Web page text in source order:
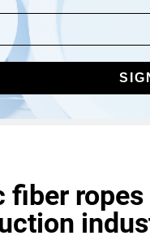
fiber